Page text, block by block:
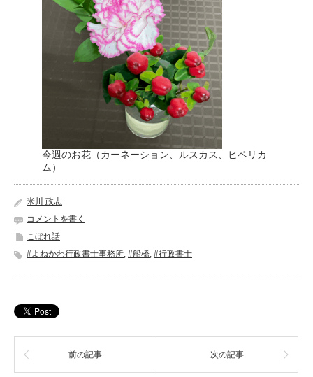
今週のお花（カーネーション、ルスカス、ヒペリカ
ム）
米川 政志
コメントを書く
こぼれ話
#よねかわ行政書士事務所 #船橋 #行政書士
前の記事 次の記事